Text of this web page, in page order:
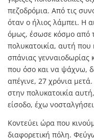
πεζοδρόμια. Από τις
όταν ο ήλιος λάμπει. Η
όμως, έσωσε κόσμο από
πολυκατοικία, αυτή
σπάνιας
που όσο και να ψάχνω,
απέγινε, 27 χρόνια
στην πολυκατοικία
είσοδο, έχω
Κοντεύει ώρα που
διαφορετική πόλη.